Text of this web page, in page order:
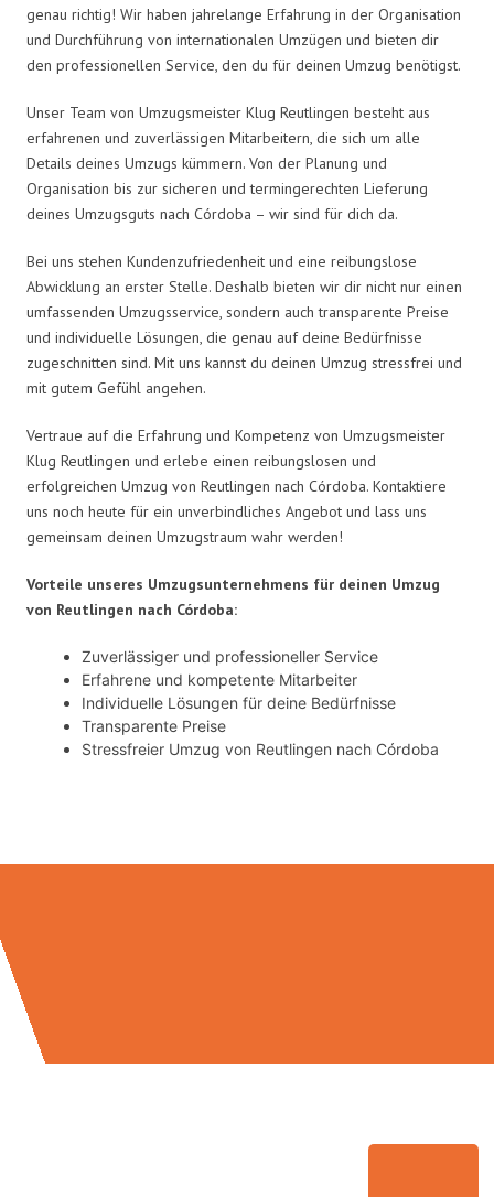
genau richtig! Wir haben jahrelange Erfahrung in der Organisation
und Durchführung von internationalen Umzügen und bieten dir
den professionellen Service, den du für deinen Umzug benötigst.
Unser Team von Umzugsmeister Klug Reutlingen besteht aus
erfahrenen und zuverlässigen Mitarbeitern, die sich um alle
Details deines Umzugs kümmern. Von der Planung und
Organisation bis zur sicheren und termingerechten Lieferung
deines Umzugsguts nach Córdoba – wir sind für dich da.
Bei uns stehen Kundenzufriedenheit und eine reibungslose
Abwicklung an erster Stelle. Deshalb bieten wir dir nicht nur einen
umfassenden Umzugsservice, sondern auch transparente Preise
und individuelle Lösungen, die genau auf deine Bedürfnisse
zugeschnitten sind. Mit uns kannst du deinen Umzug stressfrei und
mit gutem Gefühl angehen.
Vertraue auf die Erfahrung und Kompetenz von Umzugsmeister
Klug Reutlingen und erlebe einen reibungslosen und
erfolgreichen Umzug von Reutlingen nach Córdoba. Kontaktiere
uns noch heute für ein unverbindliches Angebot und lass uns
gemeinsam deinen Umzugstraum wahr werden!
Vorteile unseres Umzugsunternehmens für deinen Umzug
von Reutlingen nach Córdoba:
Zuverlässiger und professioneller Service
Erfahrene und kompetente Mitarbeiter
Individuelle Lösungen für deine Bedürfnisse
Transparente Preise
Stressfreier Umzug von Reutlingen nach Córdoba